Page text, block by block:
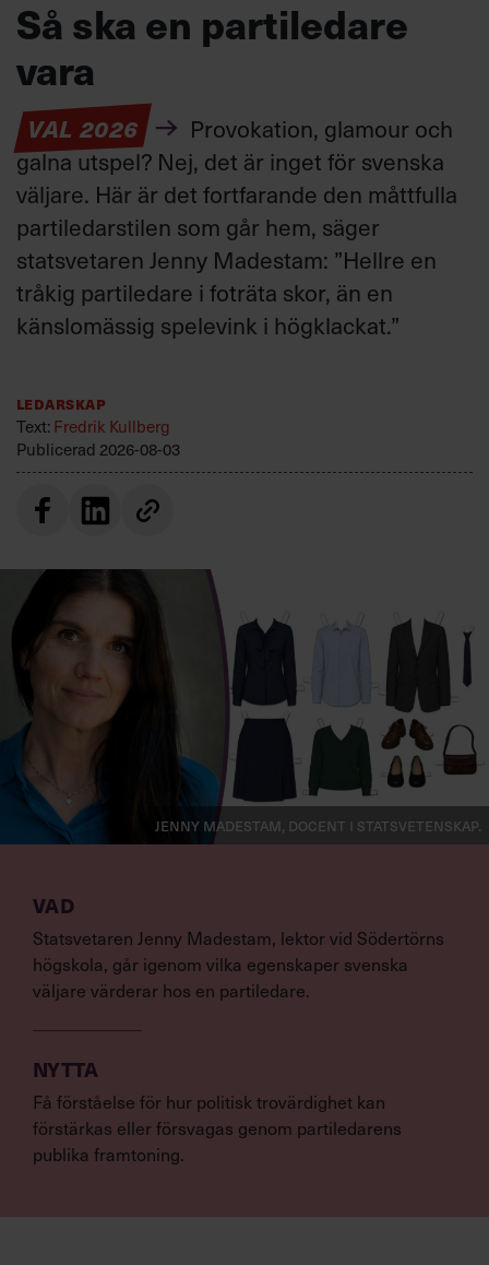
Så ska en partiledare
vara
VAL 2026
Provokation, glamour och
galna utspel? Nej, det är inget för svenska
väljare. Här är det fortfarande den måttfulla
partiledarstilen som går hem, säger
statsvetaren Jenny Madestam: ”Hellre en
tråkig partiledare i foträta skor, än en
känslomässig spelevink i högklackat.”
Ledarskap
Text: Fredrik Kullberg
Publicerad 2026-08-03
VAD
Statsvetaren Jenny Madestam, lektor vid Södertörns
högskola, går igenom vilka egenskaper svenska
väljare värderar hos en partiledare.
NYTTA
Få förståelse för hur politisk trovärdighet kan
förstärkas eller försvagas genom partiledarens
publika framtoning.
Jenny Madestam, docent i statsvetenskap.